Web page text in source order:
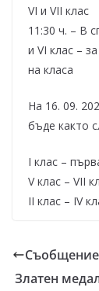
VI и VII клас
11:30 ч. – В
и VI клас –
на класа
На 16. 09.
бъде както
I клас –
V клас – VII
II клас – IV
Съобщение
Златен